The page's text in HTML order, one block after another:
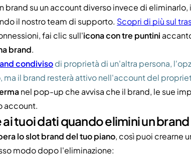
brand su un account diverso invece di
il nostro team di supporto. Scopri di più sul
fai clic sull'icona con tre puntini
brand.
condivisodi proprietà di un'altra persona,
ma il brand resterà attivo nell'account del
nel pop-up che avvisa che il brand, le sue
account.
tuoi dati quando elimini un brand
lo slot brand del tuo piano, così puoi crearne
modo dopo l'eliminazione: